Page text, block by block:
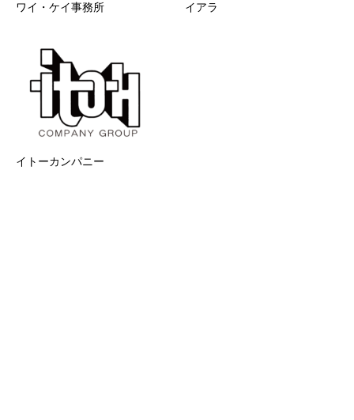
ワイ・ケイ事務所 イアラ
イトーカンパニー